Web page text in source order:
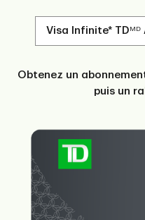
Obtenez un
puis un